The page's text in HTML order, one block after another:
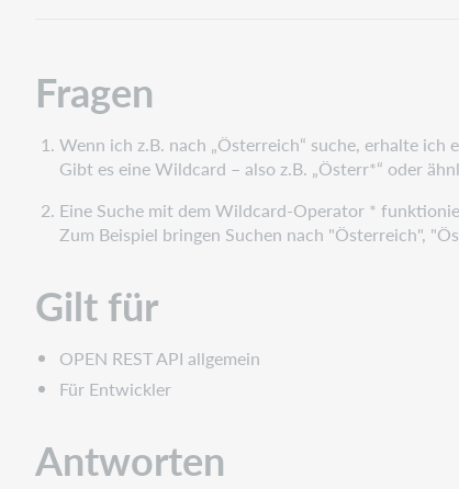
Fragen
Wenn ich z.B. nach „Österreich“ suche, erhalte
Gibt es eine Wildcard – also z.B. „Österr*“ oder
Eine Suche mit dem Wildcard-Operator *
Zum Beispiel bringen Suchen nach "Österreich",
Gilt für
OPEN REST API allgemein
Für Entwickler
Antworten